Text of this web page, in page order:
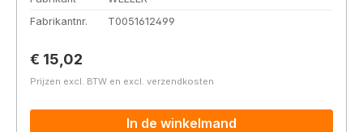
Fabrikantnr.
T0051612499
Normale prijs:
€ 15,02
Prijzen excl. BTW en excl. verzendkosten
In de winkelmand